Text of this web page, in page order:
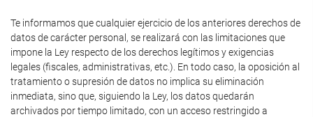
Te informamos que cualquier ejercicio de los anteriores derechos de
datos de carácter personal, se realizará con las limitaciones que
impone la Ley respecto de los derechos legítimos y exigencias
legales (fiscales, administrativas, etc.). En todo caso, la oposición al
tratamiento o supresión de datos no implica su eliminación
inmediata, sino que, siguiendo la Ley, los datos quedarán
archivados por tiempo limitado, con un acceso restringido a